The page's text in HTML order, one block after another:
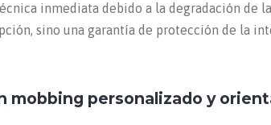
inmediata debido a la degradación de
sino una garantía de protección de la
mobbing personalizado y